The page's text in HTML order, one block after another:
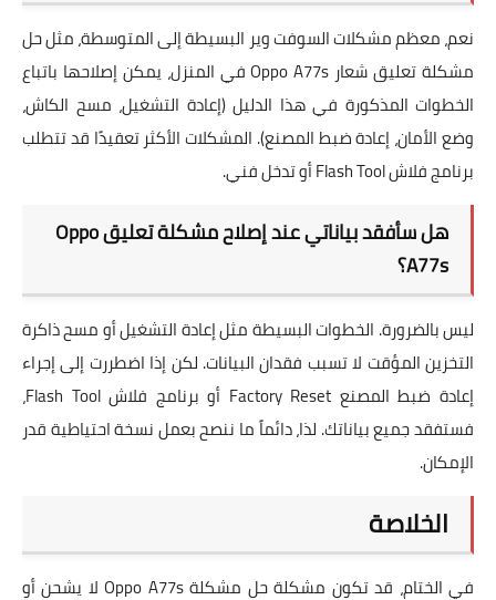
نعم، معظم مشكلات السوفت وير البسيطة إلى المتوسطة، مثلحل
مشكلة تعليق شعار Oppo A77s في المنزل
، يمكن إصلاحها باتباع
الخطوات المذكورة في هذا الدليل (إعادة التشغيل، مسح الكاش،
وضع الأمان، إعادة ضبط المصنع). المشكلات الأكثر تعقيدًا قد تتطلب
برنامج فلاش Flash Tool
أو تدخل فني.
هل سأفقد بياناتي عند إصلاح مشكلة تعليق Oppo
A77s؟
ليس بالضرورة. الخطوات البسيطة مثل إعادة التشغيل أو مسح ذاكرة
التخزين المؤقت لا تسبب فقدان البيانات. لكن إذا اضطررت إلى إجراء
إعادة ضبط المصنع Factory Reset
أو برنامج فلاش Flash Tool
،
فستفقد جميع بياناتك. لذا، دائماً ما ننصح بعمل نسخة احتياطية قدر
الإمكان.
الخلاصة
في الختام، قد تكون مشكلة
حل مشكلة Oppo A77s لا يشحن أو